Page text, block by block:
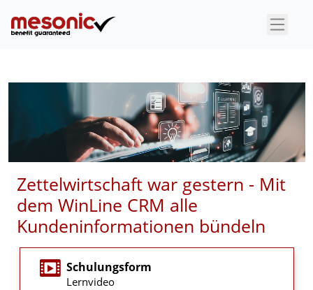
×
Zettelwirtschaft war gestern - Mit
dem WinLine CRM alle
Kundeninformationen bündeln
Schulungsform
Lernvideo